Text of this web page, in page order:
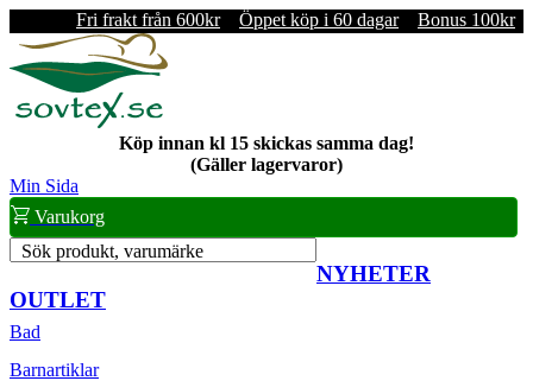
Fri frakt från 600kr Öppet köp i 60 dagar Bonus 100kr
Köp innan kl 15 skickas samma dag!
(Gäller lagervaror)
Min Sida
Varukorg
Sök produkt, varumärke
NYHETER
OUTLET
Bad
Barnartiklar